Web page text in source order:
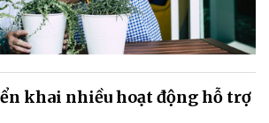
khai nhiều hoạt động hỗ trợ